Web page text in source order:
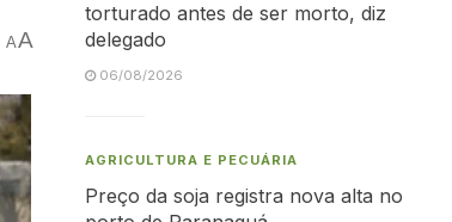
AA
torturado antes de ser morto, diz
delegado
06/08/2026
AGRICULTURA E PECUÁRIA
Preço da soja registra nova alta no